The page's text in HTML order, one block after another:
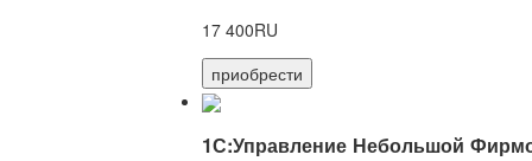
17 400RU
приобрести
1С:Управление Небольшой